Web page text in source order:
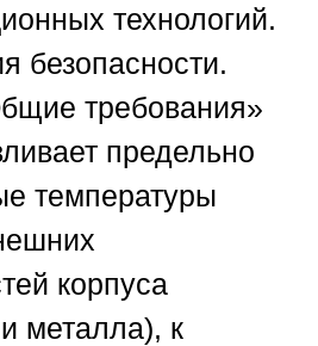
технологий.
безопасности.
требования»
предельно
температуры
корпуса
металла), к